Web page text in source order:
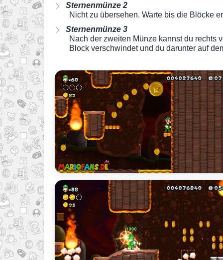
Sternenmünze 2
Nicht zu übersehen. Warte bis die Blöcke
Sternenmünze 3
Nach der zweiten Münze kannst du rechts
Block verschwindet und du darunter auf